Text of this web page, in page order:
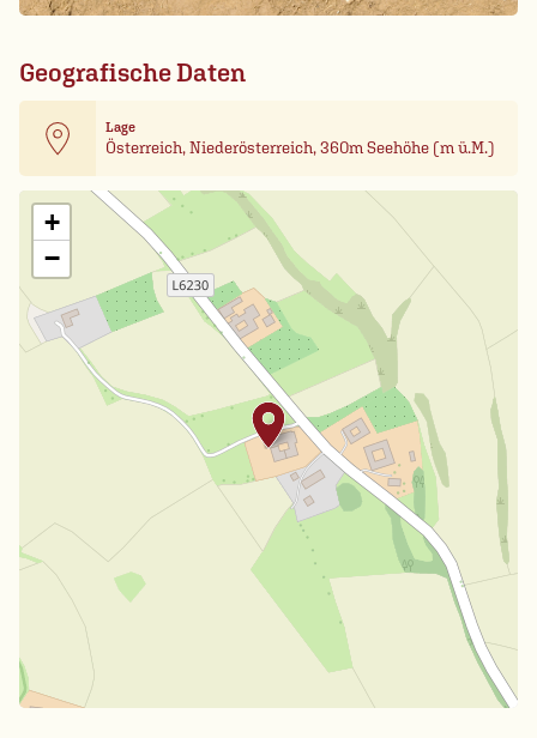
Geografische Daten
Lage
Österreich, Niederösterreich, 360m Seehöhe (m ü.M.)
+
−